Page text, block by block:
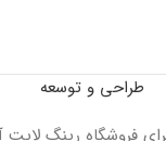
طراحی و توسعه
فروشگاه رینگ